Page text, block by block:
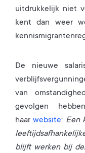
uitdrukkelijk niet
kent dan weer
De nieuwe
van
gevolgen
haarwebsite: Een
blijft werken bij